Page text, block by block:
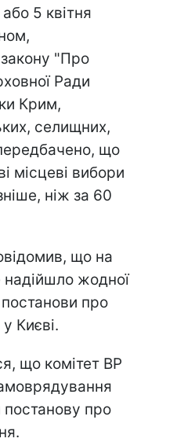
5 квітня
"Про
Ради
Крим,
селищних,
що
місцеві вибори
ніж за 60
що на
надійшло жодної
постанови про
Києві.
що комітет ВР
постанову про